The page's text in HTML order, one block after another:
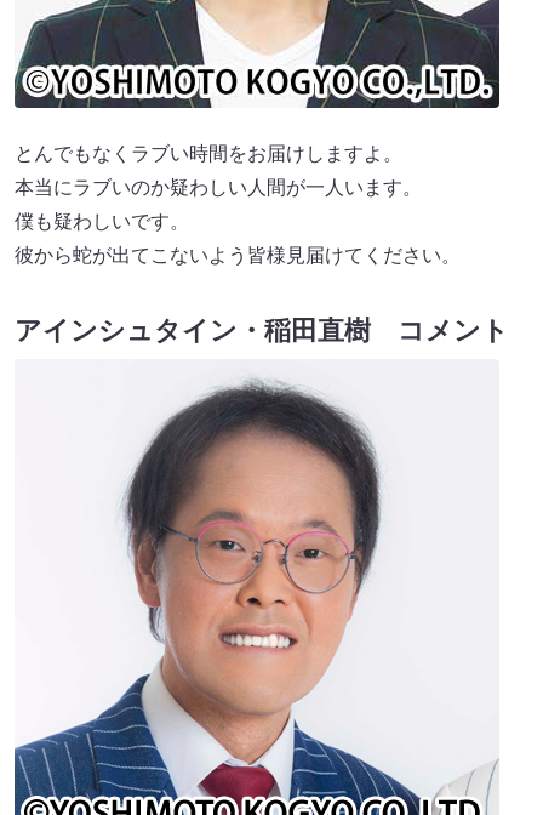
とんでもなくラブい時間をお届けしますよ。
本当にラブいのか疑わしい人間が一人います。
僕も疑わしいです。
彼から蛇が出てこないよう皆様見届けてください。
アインシュタイン・稲田直樹 コメント